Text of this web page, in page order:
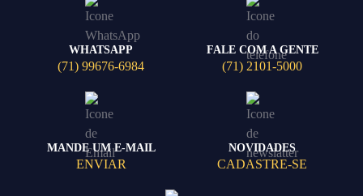
WHATSAPP
(71) 99676-6984
FALE COM A GENTE
(71) 2101-5000
MANDE UM E-MAIL
ENVIAR
NOVIDADES
CADASTRE-SE